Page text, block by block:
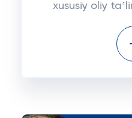
xususiy oliy